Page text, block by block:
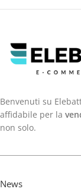
Benvenuti su
affidabile per la
non solo.
News